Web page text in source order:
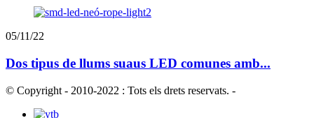
05/11/22
Dos tipus de llums suaus LED comunes amb...
© Copyright - 2010-2022 : Tots els drets reservats. -